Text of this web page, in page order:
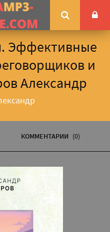
Эффективные
и
Александр
КОММЕНТАРИИ (0)